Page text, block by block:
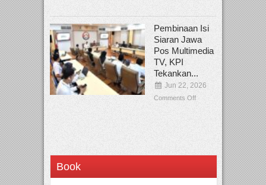
Pembinaan Isi
Siaran Jawa
Pos Multimedia
TV, KPI
Tekankan...
Jun 22, 2026
Comments Off
Book